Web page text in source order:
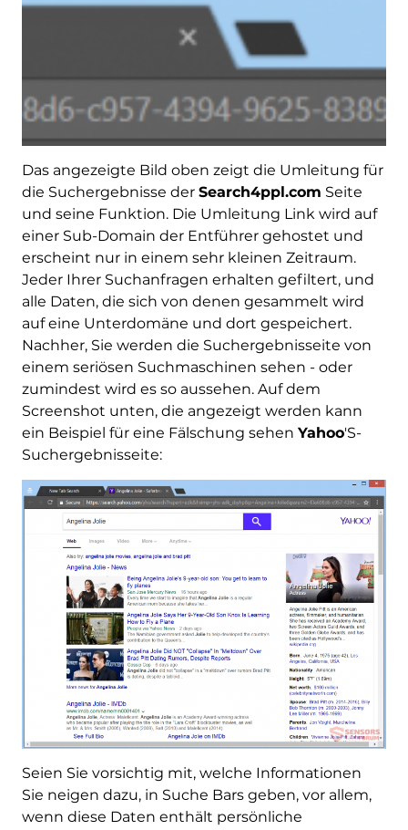
Das angezeigte Bild oben zeigt die Umleitung für
die Suchergebnisse der Search4ppl.com Seite
und seine Funktion. Die Umleitung Link wird auf
einer Sub-Domain der Entführer gehostet und
erscheint nur in einem sehr kleinen Zeitraum.
Jeder Ihrer Suchanfragen erhalten gefiltert, und
alle Daten, die sich von denen gesammelt wird
auf eine Unterdomäne und dort gespeichert.
Nachher, Sie werden die Suchergebnisseite von
einem seriösen Suchmaschinen sehen - oder
zumindest wird es so aussehen. Auf dem
Screenshot unten, die angezeigt werden kann
ein Beispiel für eine Fälschung sehen Yahoo'S-
Suchergebnisseite:
Seien Sie vorsichtig mit, welche Informationen
Sie neigen dazu, in Suche Bars geben, vor allem,
wenn diese Daten enthält persönliche